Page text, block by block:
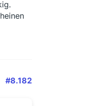
#8.182